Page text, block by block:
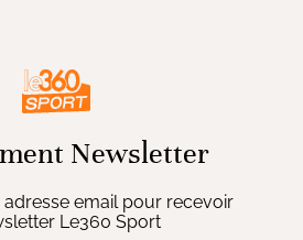
Newsletter
adresse email pour recevoir
Le360 Sport